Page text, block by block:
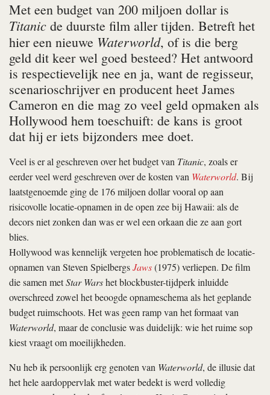
Met een budget van 200 miljoen dollar is
Titanic de duurste film aller tijden. Betreft het
hier een nieuwe Waterworld, of is die berg
geld dit keer wel goed besteed? Het antwoord
is respectievelijk nee en ja, want de regisseur,
scenarioschrijver en producent heet James
Cameron en die mag zo veel geld opmaken als
Hollywood hem toeschuift: de kans is groot
dat hij er iets bijzonders mee doet.
Veel is er al geschreven over het budget van Titanic, zoals er
eerder veel werd geschreven over de kosten van Waterworld. Bij
laatstgenoemde ging de 176 miljoen dollar vooral op aan
risicovolle locatie-opnamen in de open zee bij Hawaii: als de
decors niet zonken dan was er wel een orkaan die ze aan gort
blies.
Hollywood was kennelijk vergeten hoe problematisch de locatie-
opnamen van Steven SpielbergsJaws(1975) verliepen. De film
die samen metStar Warshet blockbuster-tijdperk inluidde
overschreed zowel het beoogde opnameschema als het geplande
budget ruimschoots. Het was geen ramp van het formaat van
Waterworld, maar de conclusie was duidelijk: wie het ruime sop
kiest vraagt om moeilijkheden.
Nu heb ik persoonlijk erg genoten van Waterworld, de illusie dat
het hele aardoppervlak met water bedekt is werd volledig